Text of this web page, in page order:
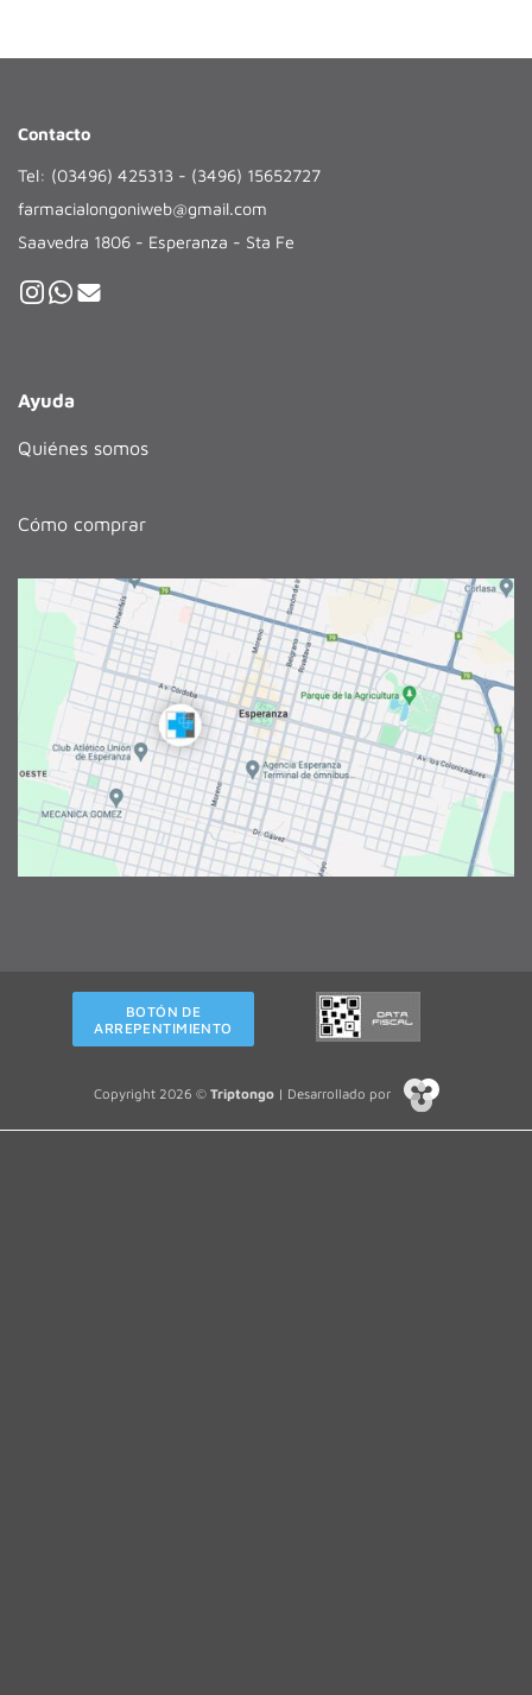
Contacto
Tel: (03496) 425313 - (3496) 15652727
farmacialongoniweb@gmail.com
Saavedra 1806 - Esperanza - Sta Fe
Ayuda
Quiénes somos
Cómo comprar
BOTÓN DE
ARREPENTIMIENTO
Copyright 2026 © Triptongo| Desarrollado por